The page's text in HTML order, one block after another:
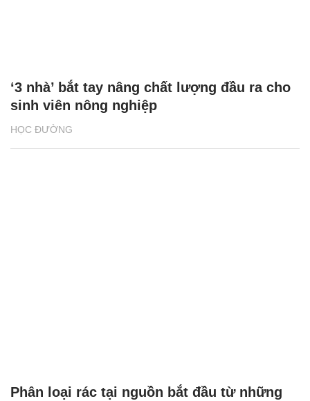
HỌC ĐƯỜNG
‘3 nhà’ bắt tay nâng chất lượng đầu ra cho
sinh viên nông nghiệp
Phân loại rác tại nguồn bắt đầu từ những